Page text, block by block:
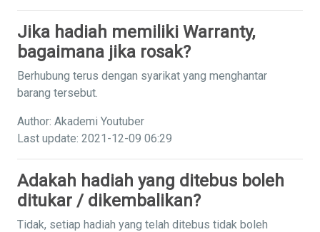
Jika hadiah memiliki Warranty,
bagaimana jika rosak?
Berhubung terus dengan syarikat yang menghantar
barang tersebut.
Author: Akademi Youtuber
Last update: 2021-12-09 06:29
Adakah hadiah yang ditebus boleh
ditukar / dikembalikan?
Tidak, setiap hadiah yang telah ditebus tidak boleh